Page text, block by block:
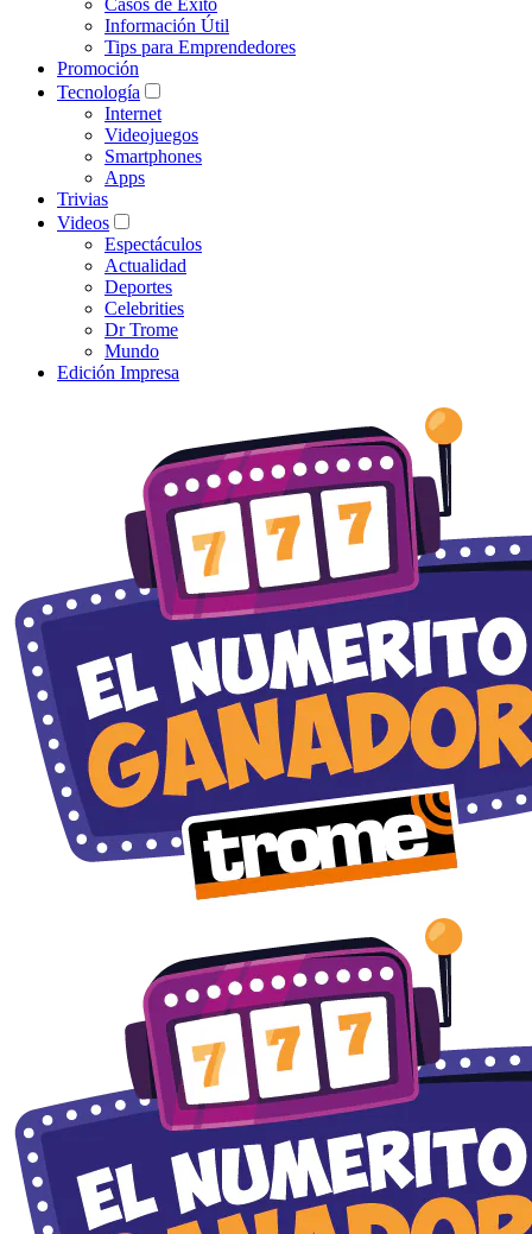
Casos de Éxito
Información Útil
Tips para Emprendedores
Promoción
Tecnología
Internet
Videojuegos
Smartphones
Apps
Trivias
Videos
Espectáculos
Actualidad
Deportes
Celebrities
Dr Trome
Mundo
Edición Impresa